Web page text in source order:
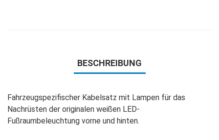
BESCHREIBUNG
Fahrzeugspezifischer Kabelsatz mit Lampen für das
Nachrüsten der originalen weißen LED-
Fußraumbeleuchtung vorne und hinten.